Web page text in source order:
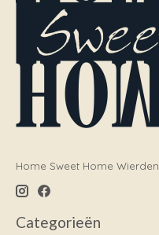
Home Sweet Home Wierden
Categorieën